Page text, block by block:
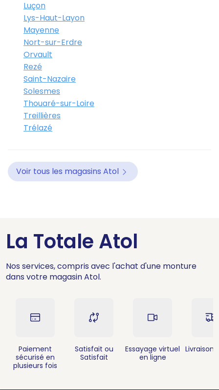
Luçon
Lys-Haut-Layon
Mayenne
Nort-sur-Erdre
Orvault
Rezé
Saint-Nazaire
Solesmes
Thouaré-sur-Loire
Treillières
Trélazé
Voir tous les magasins Atol
La Totale Atol
Nos services, compris avec l'achat d'une monture
dans votre magasin Atol.
Paiement
sécurisé en
plusieurs fois
Satisfait ou
Satisfait
Essayage virtuel
en ligne
Livraison